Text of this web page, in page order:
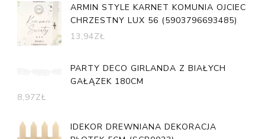
ARMIN STYLE KARNET KOMUNIA OJCIEC
CHRZESTNY LUX 56 (5903796693485)
13,94ZŁ
PARTY DECO GIRLANDA Z BIAŁYCH
GAŁĄZEK 180CM
8,97ZŁ
IDEKOR DREWNIANA DEKORACJA